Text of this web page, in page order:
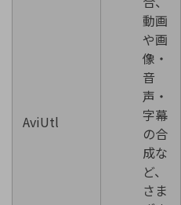
AviUtl
動画
や画
像・
音
声・
字幕
の合
成な
ど、
さま